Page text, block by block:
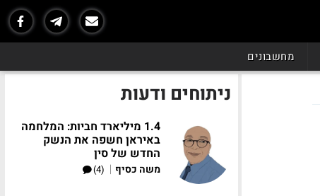
מחשבונים
ניתוחים ודעות
1.4 מיליארד חביות: המלחמה
באיראן חשפה את הנשק
החדש של סין
משה כסיף |
(4)